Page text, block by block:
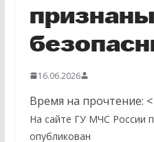
признаны
16.06.2026
Время на прочтение:
На сайте ГУ МЧС России
опубликован